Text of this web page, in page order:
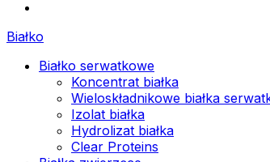
Białko
Białko serwatkowe
Koncentrat białka
Wieloskładnikowe białka
Izolat białka
Hydrolizat białka
Clear Proteins